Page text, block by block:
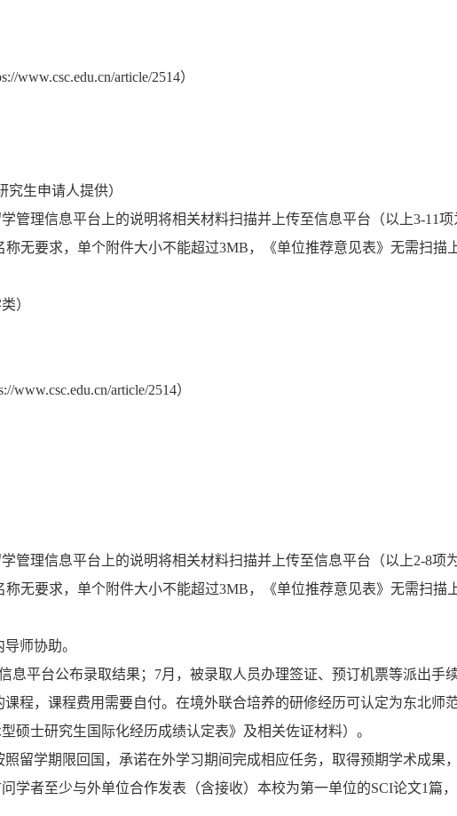
article/2514）
究生申请人提供）
管理信息平台上的说明将相关材料扫描并上传至信息平台（以上3-11项
无要求，单个附件大小不能超过3MB，《单位推荐意见表》无需扫描
）
www.csc.edu.cn/article/2514）
管理信息平台上的说明将相关材料扫描并上传至信息平台（以上2-8项
无要求，单个附件大小不能超过3MB，《单位推荐意见表》无需扫描
师协助。
平台公布录取结果；7月，被录取人员办理签证、预订机票等派出手续
程，课程费用需要自付。在境外联合培养的研修经历可认定为东北师
硕士研究生国际化经历成绩认定表》及相关佐证材料）。
留学期限回国，承诺在外学习期间完成相应任务，取得预期学术成果
学者至少与外单位合作发表（含接收）本校为第一单位的SCI论文1篇